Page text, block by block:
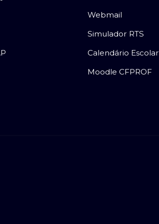
Webmail
Simulador RTS
Calendário Escolar
Moodle CFPROF